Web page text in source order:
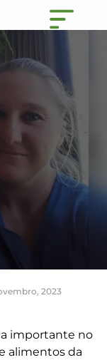
2023
importante no
alimentos da